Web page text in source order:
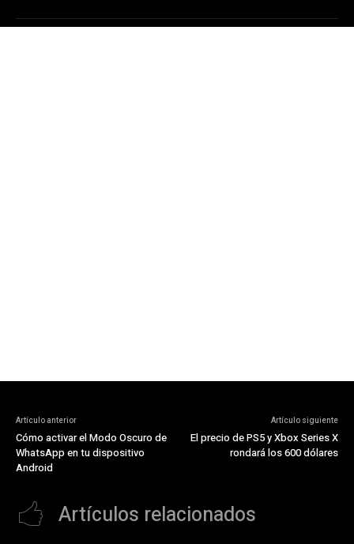
Artículo anterior
Cómo activar el Modo Oscuro de
WhatsApp en tu dispositivo
Android
Artículo siguiente
El precio de PS5 y Xbox Series X
rondará los 600 dólares
Artículos relacionados